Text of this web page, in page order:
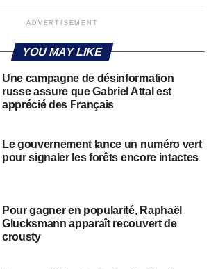
ADVERTISEMENT
YOU MAY LIKE
Une campagne de désinformation
russe assure que Gabriel Attal est
apprécié des Français
Le gouvernement lance un numéro vert
pour signaler les forêts encore intactes
Pour gagner en popularité, Raphaël
Glucksmann apparaît recouvert de
crousty